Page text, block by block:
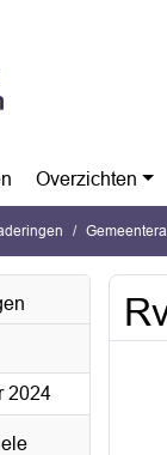
Overzichten
2024